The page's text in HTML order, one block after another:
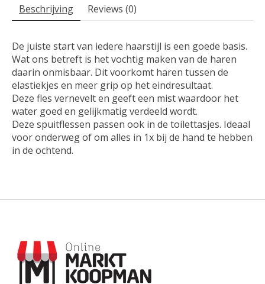
Beschrijving Reviews (0)
De juiste start van iedere haarstijl is een goede basis.
Wat ons betreft is het vochtig maken van de haren
daarin onmisbaar. Dit voorkomt haren tussen de
elastiekjes en meer grip op het eindresultaat.
Deze fles vernevelt en geeft een mist waardoor het
water goed en gelijkmatig verdeeld wordt.
Deze spuitflessen passen ook in de toilettasjes. Ideaal
voor onderweg of om alles in 1x bij de hand te hebben
in de ochtend.